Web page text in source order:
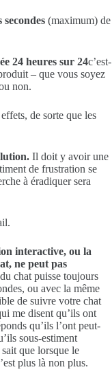
(maximum) de
24 heures sur 24c’est-
– que vous soyez
non.
effets, de sorte que les
Il doit y avoir une
de frustration se
à éradiquer sera
interactive, ou la
ne peut pas
chat puisse toujours
ou avec la même
de suivre votre chat
me disent qu’ils ont
qu’ils l’ont peut-
sous-estiment
que lorsque le
plus là non plus.